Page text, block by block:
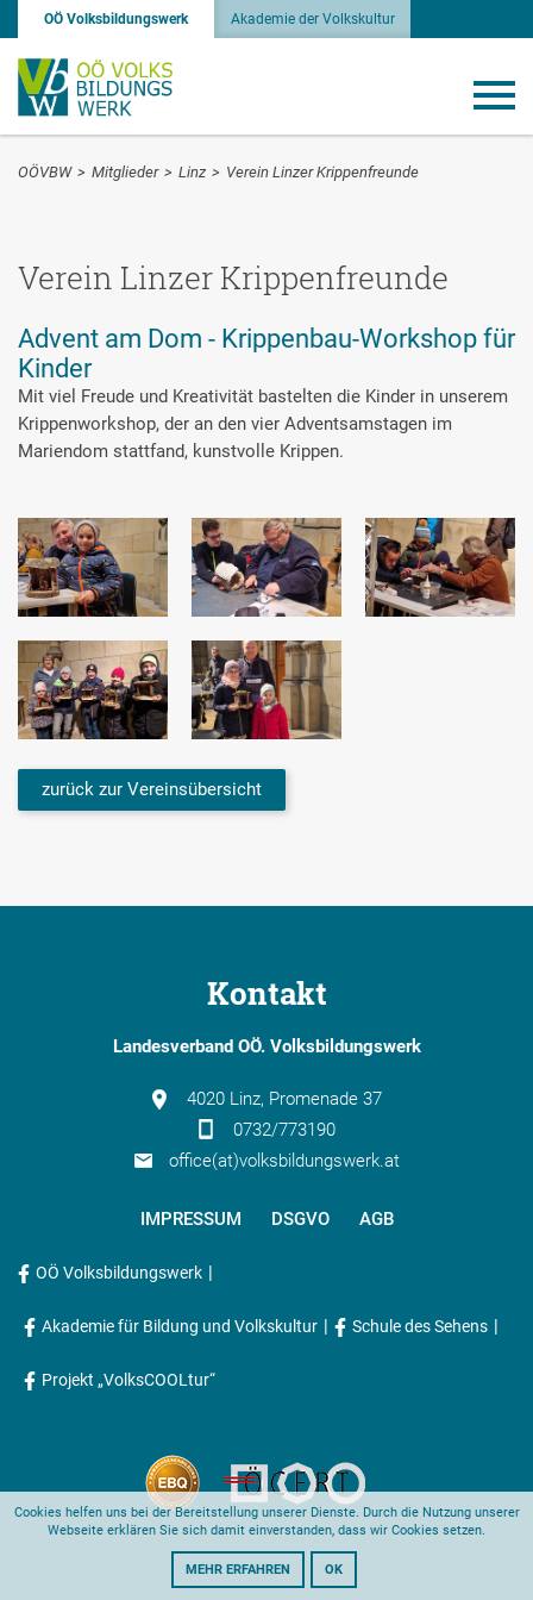
OÖ Volksbildungswerk Akademie der Volkskultur
OÖVBW > Mitglieder > Linz > Verein Linzer Krippenfreunde
Verein Linzer Krippenfreunde
Advent am Dom - Krippenbau-Workshop für
Kinder
Mit viel Freude und Kreativität bastelten die Kinder in unserem
Krippenworkshop, der an den vier Adventsamstagen im
Mariendom stattfand, kunstvolle Krippen.
zurück zur Vereinsübersicht
Kontakt
Landesverband OÖ. Volksbildungswerk
4020 Linz, Promenade 37
0732/773190
office(at)volksbildungswerk.at
IMPRESSUM DSGVO AGB
OÖ Volksbildungswerk
Akademie für Bildung und Volkskultur Schule des Sehens
Projekt „VolksCOOLtur“
Cookies helfen uns bei der Bereitstellung unserer Dienste. Durch die Nutzung unserer
Webseite erklären Sie sich damit einverstanden, dass wir Cookies setzen.
MEHR ERFAHREN OK